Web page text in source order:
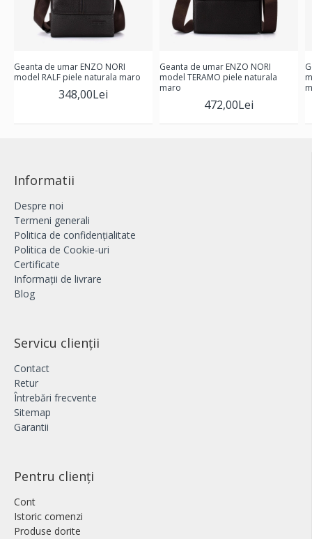
Geanta de umar ENZO NORI
model RALF piele naturala maro
348,00Lei
Geanta de umar ENZO NORI
model TERAMO piele naturala
maro
472,00Lei
Informatii
Despre noi
Termeni generali
Politica de confidențialitate
Politica de Cookie-uri
Certificate
Informații de livrare
Blog
Servicu clienții
Contact
Retur
Întrebări frecvente
Sitemap
Garantii
Pentru clienți
Cont
Istoric comenzi
Produse dorite